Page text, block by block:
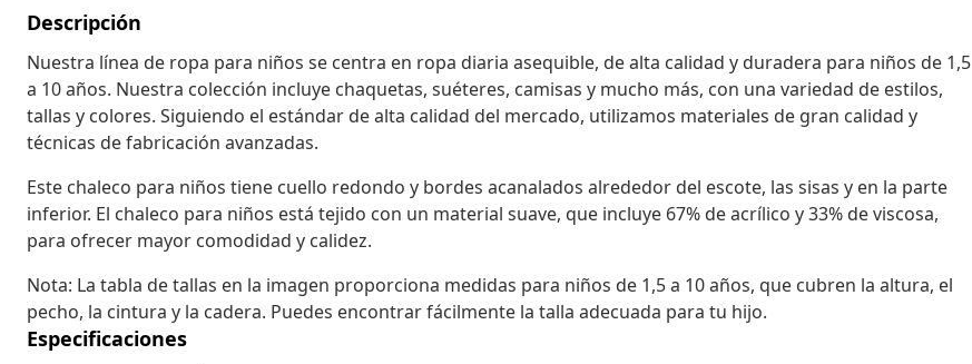
Descripción
Nuestra línea de ropa para niños se centra en ropa diaria asequible, de alta calidad y duradera para niños de 1,5
a 10 años. Nuestra colección incluye chaquetas, suéteres, camisas y mucho más, con una variedad de estilos,
tallas y colores. Siguiendo el estándar de alta calidad del mercado, utilizamos materiales de gran calidad y
técnicas de fabricación avanzadas.
Este chaleco para niños tiene cuello redondo y bordes acanalados alrededor del escote, las sisas y en la parte
inferior. El chaleco para niños está tejido con un material suave, que incluye 67% de acrílico y 33% de viscosa,
para ofrecer mayor comodidad y calidez.
Nota: La tabla de tallas en la imagen proporciona medidas para niños de 1,5 a 10 años, que cubren la altura, el
pecho, la cintura y la cadera. Puedes encontrar fácilmente la talla adecuada para tu hijo.
Especificaciones